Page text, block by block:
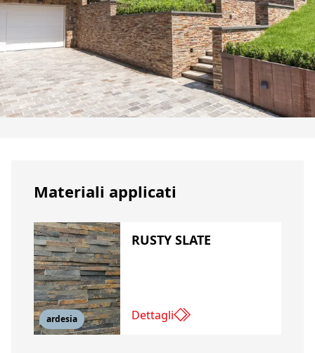
Materiali applicati
ardesia
RUSTY SLATE
Dettagli